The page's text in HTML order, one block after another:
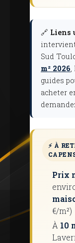
🔗 Liens
Sud
m² 2026,
guides
acheter
⚡ À
Prix
€/m²)
À 10